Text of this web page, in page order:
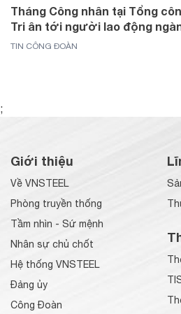
Tháng Công nhân tại Tổng
Tri ân tới người lao động
TIN CÔNG ĐOÀN
;
Giới thiệu
Về VNSTEEL
Phòng truyền thống
Tầm nhìn - Sứ mệnh
Nhân sự chủ chốt
Hệ thống VNSTEEL
Đảng ủy
Công Đoàn